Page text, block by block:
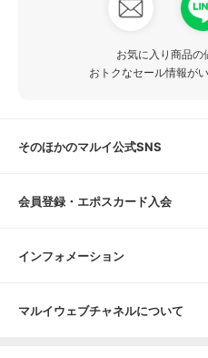
お気に入り商品の
おトクなセール情報が
そのほかのマルイ公式SNS
会員登録・エポスカード入会
インフォメーション
マルイウェブチャネルについて